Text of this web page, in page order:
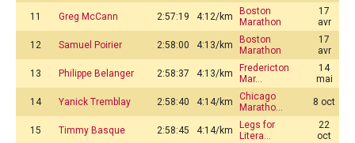
11 Greg McCann 2:57:19 4:12/km
Boston
Marathon
17
avr
12 Samuel Poirier 2:58:00 4:13/km
Boston
Marathon
17
avr
13 Philippe Belanger 2:58:37 4:13/km
Fredericton
Mar…
14
mai
14 Yanick Tremblay 2:58:40 4:14/km
Chicago
Maratho…
8 oct
15 Timmy Basque 2:58:45 4:14/km
Legs for
Litera…
22
oct